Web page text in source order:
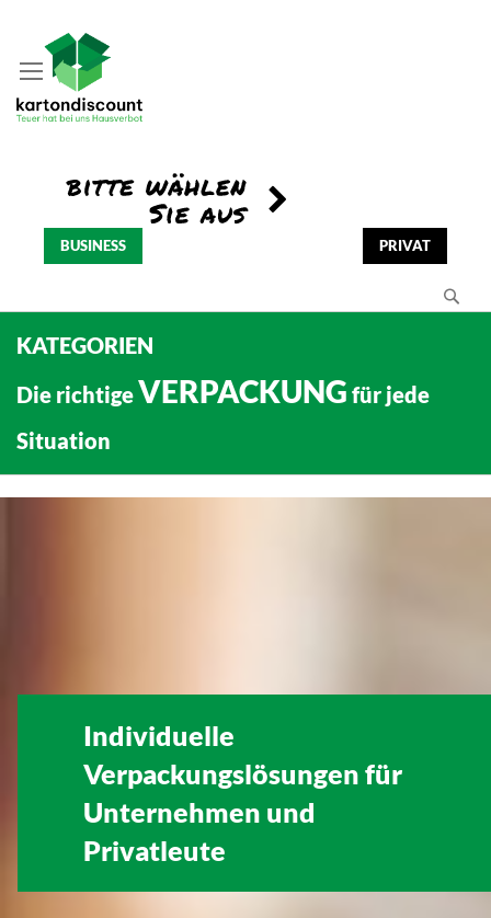
BUSINESS PRIVAT
KATEGORIEN
Die richtigeVERPACKUNG für jede
Situation
Individuelle
Verpackungslösungen für
Unternehmen und
Privatleute